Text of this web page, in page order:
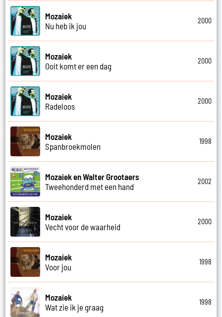
Mozaiek
Nu heb ik jou
2000
Mozaiek
Ooit komt er een dag
2000
Mozaiek
Radeloos
2000
Mozaiek
Spanbroekmolen
1998
Mozaiek en Walter Grootaers
Tweehonderd met een hand
2002
Mozaiek
Vecht voor de waarheid
2000
Mozaiek
Voor jou
1998
Mozaiek
Wat zie ik je graag
1998